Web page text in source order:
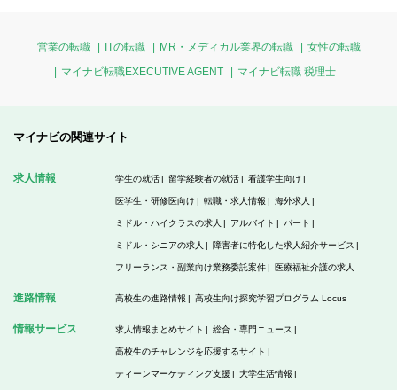
営業の転職 ITの転職 MR・メディカル業界の転職
女性の転職
マイナビ転職EXECUTIVE AGENT
マイナビ転職 税理士
マイナビの関連サイト
求人情報 学生の就活 留学経験者の就活 看護学生向け
医学生・研修医向け 転職・求人情報 海外求人
ミドル・ハイクラスの求人 アルバイト パート
ミドル・シニアの求人 障害者に特化した求人紹介サービス
フリーランス・副業向け業務委託案件 医療福祉介護の求人
進路情報 高校生の進路情報 高校生向け探究学習プログラム Locus
情報サービス 求人情報まとめサイト 総合・専門ニュース
高校生のチャレンジを応援するサイト
ティーンマーケティング支援 大学生活情報